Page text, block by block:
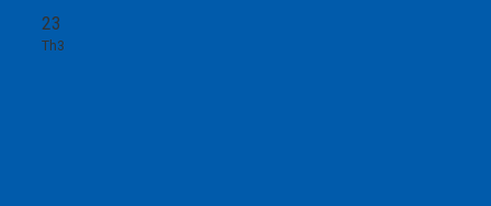
23
Th3